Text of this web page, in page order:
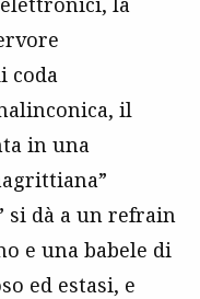
coda
il
in una
si dà a un refrain
e una babele di
ed estasi, e